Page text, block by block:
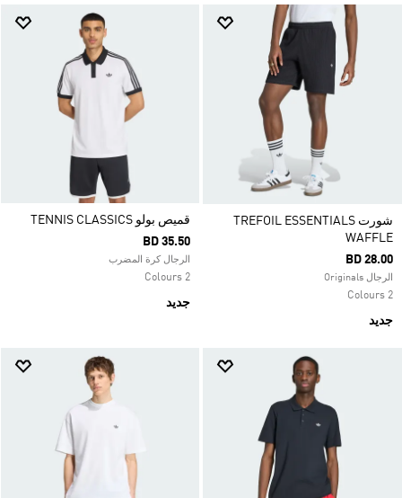
شورت TREFOIL ESSENTIALS
WAFFLE
BD 28.00
الرجال Originals
2 Colours
جديد
قميص بولو TENNIS CLASSICS
BD 35.50
الرجال كرة المضرب
2 Colours
جديد